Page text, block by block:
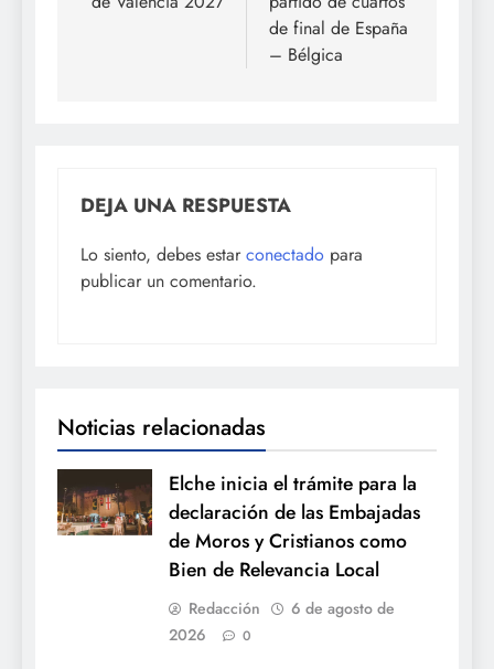
de final de España
– Bélgica
DEJA UNA RESPUESTA
Lo siento, debes estar conectado para
publicar un comentario.
Noticias relacionadas
Elche inicia el trámite para la
declaración de las Embajadas
de Moros y Cristianos como
Bien de Relevancia Local
Redacción
6 de agosto de
2026
0